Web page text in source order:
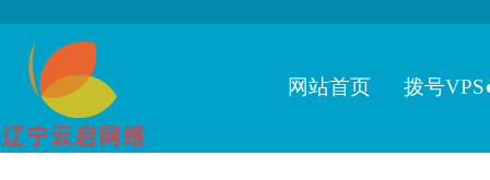
网站首页 拨号